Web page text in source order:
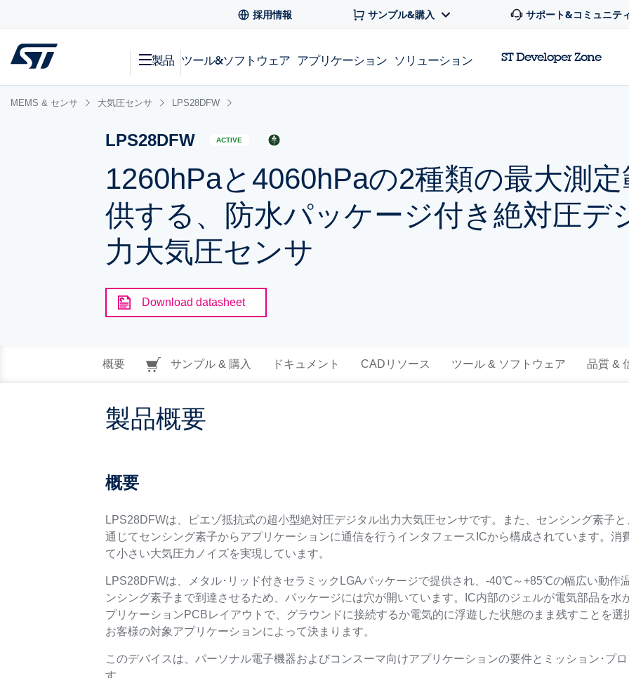
採用情報 サンプル&購入 サポート&コミュニテ
製品 ツール&ソフトウェア アプリケーション ソリューション ST Developer Zone
MEMS & センサ 大気圧センサ LPS28DFW
LPS28DFW ACTIVE
1260hPaと4060hPaの2種類の最大測
供する、防水パッケージ付き絶対圧デ
力大気圧センサ
Download datasheet
概要 サンプル & 購入 ドキュメント CADリソース ツール & ソフトウェア 品質 &
製品概要
概要
LPS28DFWは、ピエゾ抵抗式の超小型絶対圧デジタル出力大気圧センサです。また、センシング素子と
通じてセンシング素子からアプリケーションに通信を行うインタフェースICから構成されています。
て小さい大気圧力ノイズを実現しています。
LPS28DFWは、メタル･リッド付きセラミックLGAパッケージで提供され、-40℃～+85℃の幅広い動作
ンシング素子まで到達させるため、パッケージには穴が開いています。IC内部のジェルが電気部品を水
プリケーションPCBレイアウトで、グラウンドに接続するか電気的に浮遊した状態のまま残すことを選
お客様の対象アプリケーションによって決まります。
このデバイスは、パーソナル電子機器およびコンスーマ向けアプリケーションの要件とミッション･プ
す。